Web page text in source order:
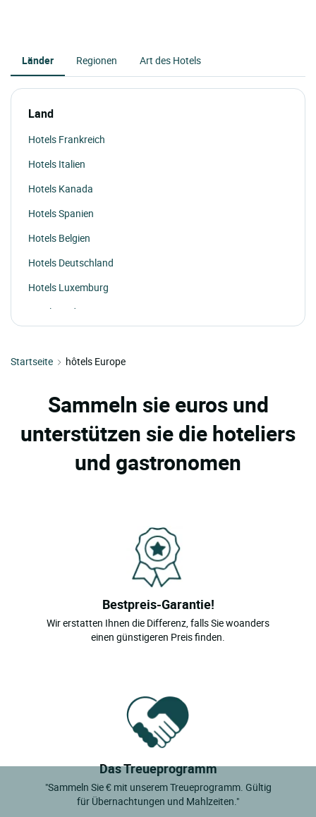
Länder Regionen Art des Hotels
Land
Hotels Frankreich
Hotels Italien
Hotels Kanada
Hotels Spanien
Hotels Belgien
Hotels Deutschland
Hotels Luxemburg
Hotels Andorra
Startseite
hôtels Europe
Sammeln sie euros und
unterstützen sie die hoteliers
und gastronomen
Bestpreis-Garantie!
Wir erstatten Ihnen die Differenz, falls Sie woanders
einen günstigeren Preis finden.
Das Treueprogramm
"Sammeln Sie € mit unserem Treueprogramm. Gültig
für Übernachtungen und Mahlzeiten."